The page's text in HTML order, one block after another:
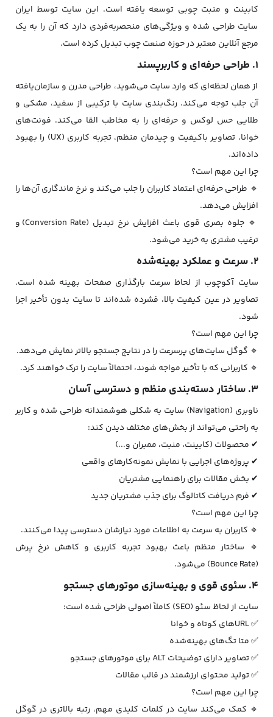
کابینت و منبت چوبی توسعه یافته است. این سایت توسط ایران
سایت طراحی شده و ویژگی‌های منحصر‌به‌فردی دارد که آن را به یک
مرجع آنلاین معتبر در حوزه صنعت چوب تبدیل کرده است.
۱. طراحی حرفه‌ای و کاربرپسند
از همان لحظه‌ای که وارد سایت می‌شوید، طراحی مدرن و سازمان‌یافته
آن جلب توجه می‌کند. رنگ‌بندی سایت با ترکیبی از سفید، مشکی و
طلایی حس لوکس و حرفه‌ای را به مخاطب القا می‌کند. فونت‌های
خوانا، تصاویر باکیفیت و چیدمان منظم، تجربه کاربری (UX) را بهبود
داده‌اند.
چرا این مهم است؟
🔹 طراحی حرفه‌ای اعتماد کاربران را جلب می‌کند و نرخ ماندگاری آن‌ها را
افزایش می‌دهد.
🔹 جلوه بصری قوی باعث افزایش نرخ تبدیل (Conversion Rate) و
ترغیب مشتری به خرید می‌شود.
۲. سرعت و عملکرد بهینه‌شده
سایت آکوچوب از لحاظ سرعت بارگذاری صفحات بهینه شده است.
تصاویر در عین کیفیت بالا، فشرده شده‌اند تا سایت بدون تأخیر اجرا
شود.
چرا این مهم است؟
🔹 گوگل سایت‌های پرسرعت را در نتایج جستجو بالاتر نمایش می‌دهد.
🔹 کاربرانی که با تأخیر مواجه شوند، احتمالاً سایت را ترک خواهند کرد.
۳. ساختار دسته‌بندی منظم و دسترسی آسان
ناوبری (Navigation) سایت به شکلی هوشمندانه طراحی شده و کاربر
به راحتی می‌تواند از بخش‌های مختلف دیدن کند:
✔ محصولات (کابینت، منبت، ممبران و...)
✔ پروژه‌های اجرایی با نمایش نمونه‌کارهای واقعی
✔ بخش مقالات برای راهنمایی مشتریان
✔ فرم دریافت کاتالوگ برای جذب مشتریان جدید
چرا این مهم است؟
🔹 کاربران به سرعت به اطلاعات مورد نیازشان دسترسی پیدا می‌کنند.
🔹 ساختار منظم باعث بهبود تجربه کاربری و کاهش نرخ پرش
(Bounce Rate) می‌شود.
۴. سئوی قوی و بهینه‌سازی موتورهای جستجو
سایت از لحاظ سئو (SEO) کاملاً اصولی طراحی شده است:
✅ URLهای کوتاه و خوانا
✅ متا تگ‌های بهینه‌شده
✅ تصاویر دارای توضیحات ALT برای موتورهای جستجو
✅ تولید محتوای ارزشمند در قالب مقالات
چرا این مهم است؟
🔹 کمک می‌کند سایت در کلمات کلیدی مهم، رتبه بالاتری در گوگل